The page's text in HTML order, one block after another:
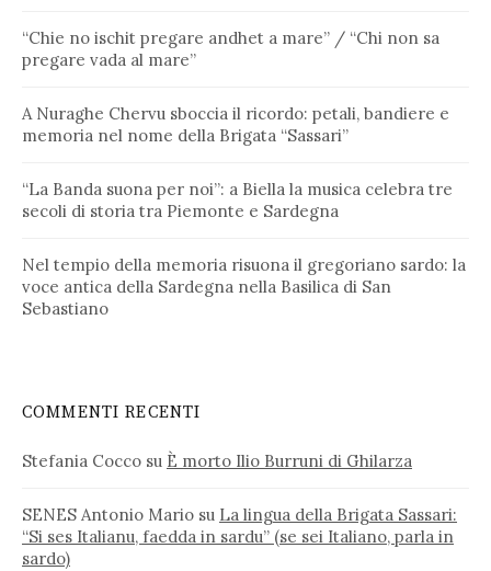
“Chie no ischit pregare andhet a mare” / “Chi non sa
pregare vada al mare”
A Nuraghe Chervu sboccia il ricordo: petali, bandiere e
memoria nel nome della Brigata “Sassari”
“La Banda suona per noi”: a Biella la musica celebra tre
secoli di storia tra Piemonte e Sardegna
Nel tempio della memoria risuona il gregoriano sardo: la
voce antica della Sardegna nella Basilica di San
Sebastiano
COMMENTI RECENTI
Stefania Cocco su È morto Ilio Burruni di Ghilarza
SENES Antonio Mario su La lingua della Brigata Sassari:
“Si ses Italianu, faedda in sardu” (se sei Italiano, parla in
sardo)